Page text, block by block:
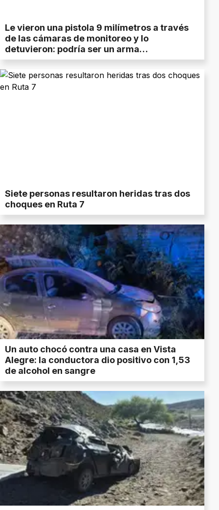
Le vieron una pistola 9 milímetros a través
de las cámaras de monitoreo y lo
detuvieron: podría ser un arma
reglamentaria
Siete personas resultaron heridas tras dos
choques en Ruta 7
Un auto chocó contra una casa en Vista
Alegre: la conductora dio positivo con 1,53
de alcohol en sangre